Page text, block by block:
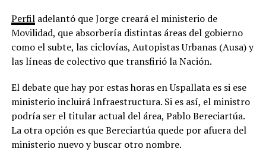
Perfiladelantó que Jorge creará el ministerio de
Movilidad, que absorbería distintas áreas del gobierno
como el subte, las ciclovías, Autopistas Urbanas (Ausa) y
las líneas de colectivo que transfirió la Nación.
El debate que hay por estas horas en Uspallata es si ese
ministerio incluirá Infraestructura. Si es así, el ministro
podría ser el titular actual del área, Pablo Bereciartúa.
La otra opción es que Bereciartúa quede por afuera del
ministerio nuevo y buscar otro nombre.